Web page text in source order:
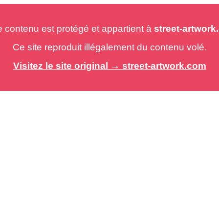
est protégé et appartient à street-
Ce site reproduit illégalement du contenu volé.
Visitez le site original → street-artwork.com